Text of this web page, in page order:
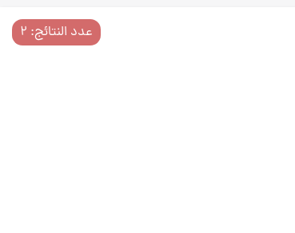
عدد النتائج: ۲